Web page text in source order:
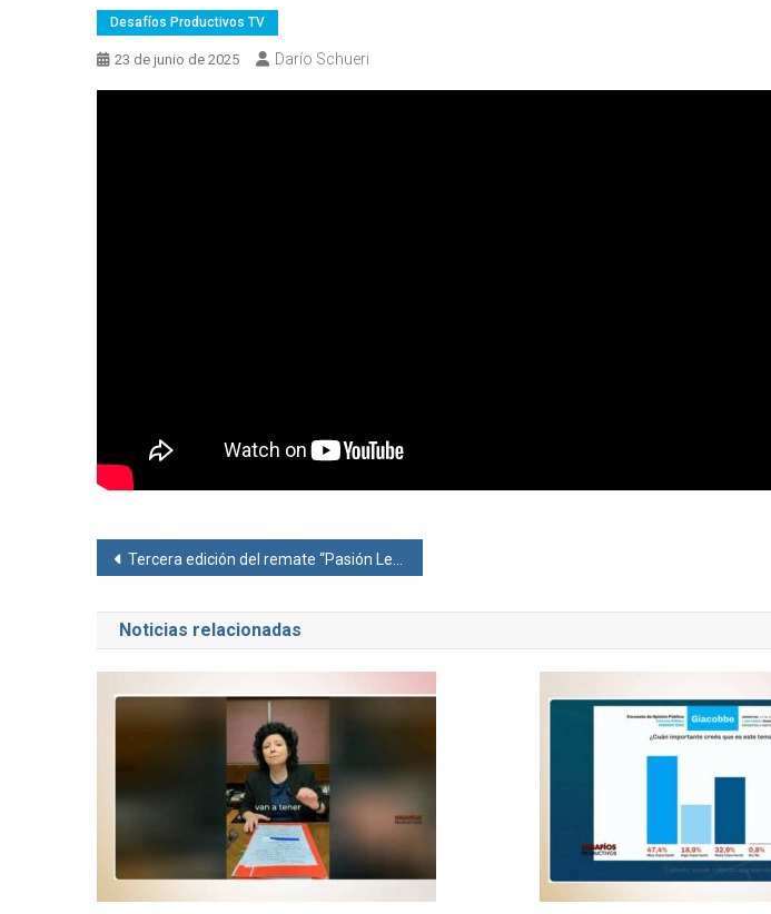
Desafíos Productivos TV
23 de junio de 2025 Darío Schueri
Navegación
de
entradas
Tercera edición del remate “Pasión Lechera” de la Cooperativa Guillermo Lehmann
Noticias relacionadas